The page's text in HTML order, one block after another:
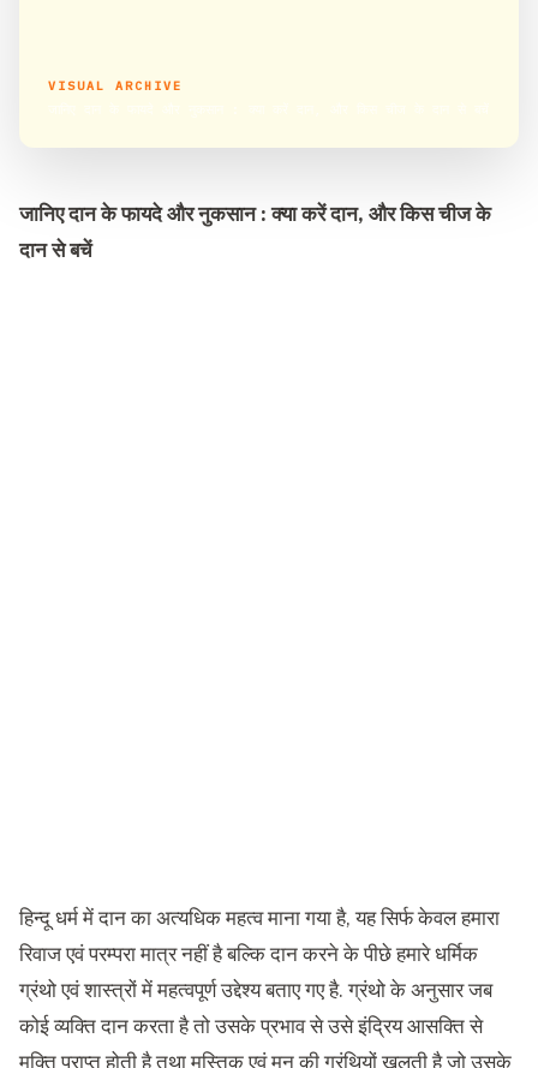
VISUAL ARCHIVE
जानिए दान के फायदे और नुकसान : क्या करें दान, और किस चीज के
दान से बचें
हिन्दू धर्म में दान का अत्यधिक महत्व माना गया है, यह सिर्फ केवल हमारा
रिवाज एवं परम्परा मात्र नहीं है बल्कि दान करने के पीछे हमारे धर्मिक
ग्रंथो एवं शास्त्रों में महत्वपूर्ण उद्देश्य बताए गए है. ग्रंथो के अनुसार जब
कोई व्यक्ति दान करता है तो उसके प्रभाव से उसे इंद्रिय आसक्ति से
मुक्ति प्राप्त होती है तथा मस्तिक एवं मन की ग्रंथियों खुलती है जो उसके